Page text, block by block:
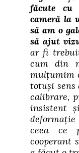
făcute cu
cameră la
să am o
să ajut
ar fi
cum din
mulțumim
totuși sens
calibrare,
insistent
ceea ce
cooperant